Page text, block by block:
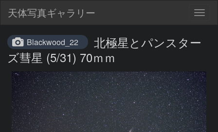
天体写真ギャラリー
Blackwood_22
北極星とパンスター
ズ彗星 (5/31) 70ｍｍ